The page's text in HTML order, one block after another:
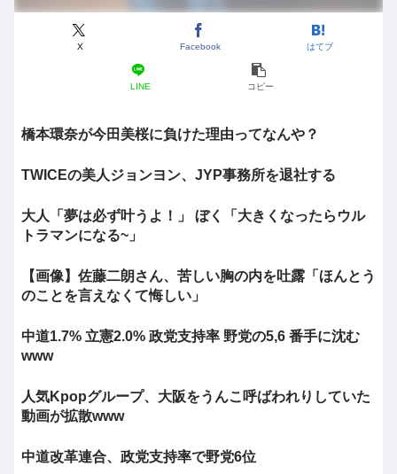
X Facebook はてブ
LINE コピー
橋本環奈が今田美桜に負けた理由ってなんや？
TWICEの美人ジョンヨン、JYP事務所を退社する
大人「夢は必ず叶うよ！」 ぼく「大きくなったらウル
トラマンになる~」
【画像】佐藤二朗さん、苦しい胸の内を吐露「ほんとう
のことを言えなくて悔しい」
中道1.7% 立憲2.0% 政党支持率 野党の5,6 番手に沈む
www
人気Kpopグループ、大阪をうんこ呼ばわれりしていた
動画が拡散www
中道改革連合、政党支持率で野党6位